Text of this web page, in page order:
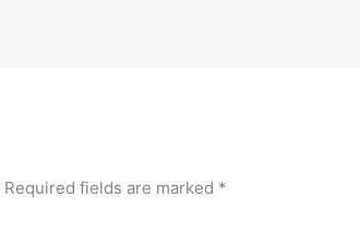
Required fields are marked *